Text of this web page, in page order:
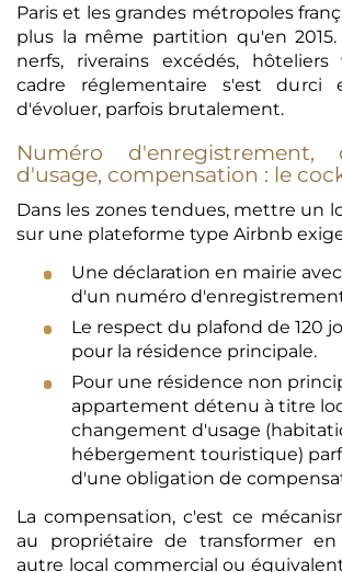
Paris et les grandes métropoles
plus la même partition qu'en 2015.
nerfs, riverains excédés,
cadre réglementaire s'est
d'évoluer, parfois brutalement.
Numéro d'enregistrement,
d'usage, compensation : le
Dans les zones tendues, mettre un
sur une plateforme type Airbnb
Une déclaration en mairie
d'un numéro
Le respect du plafond de 120
pour la résidence principale.
Pour une résidence non
appartement détenu à titre
changement d'usage
hébergement touristique)
d'une obligation de
La compensation, c'est ce
au propriétaire de transformer
autre local commercial ou